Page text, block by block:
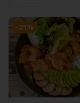
-21%